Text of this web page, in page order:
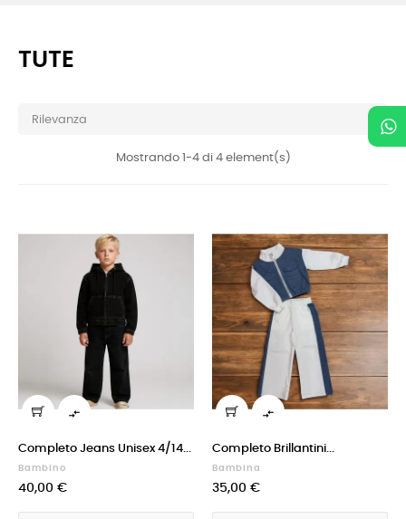
TUTE
Rilevanza 
Mostrando 1-4 di 4 element(s)

Completo Jeans Unisex 4/14...
Bambino
40,00 €

Completo Brillantini...
Bambina
35,00 €